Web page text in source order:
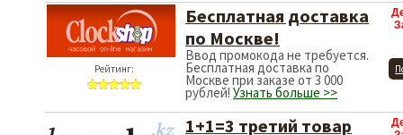
Рейтинг:
Бесплатная доставка
по Москве!
Ввод промокода не требуется.
Бесплатная доставка по
Москве при заказе от 3 000
рублей! Узнать больше >>